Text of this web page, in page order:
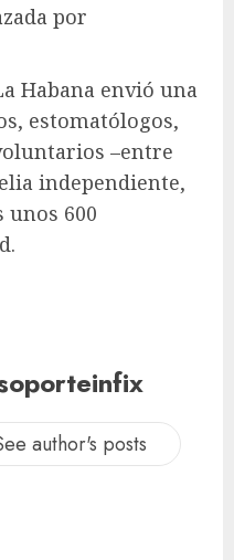
por
Habana envió una
estomatólogos,
–entre
independiente,
unos 600
author's posts